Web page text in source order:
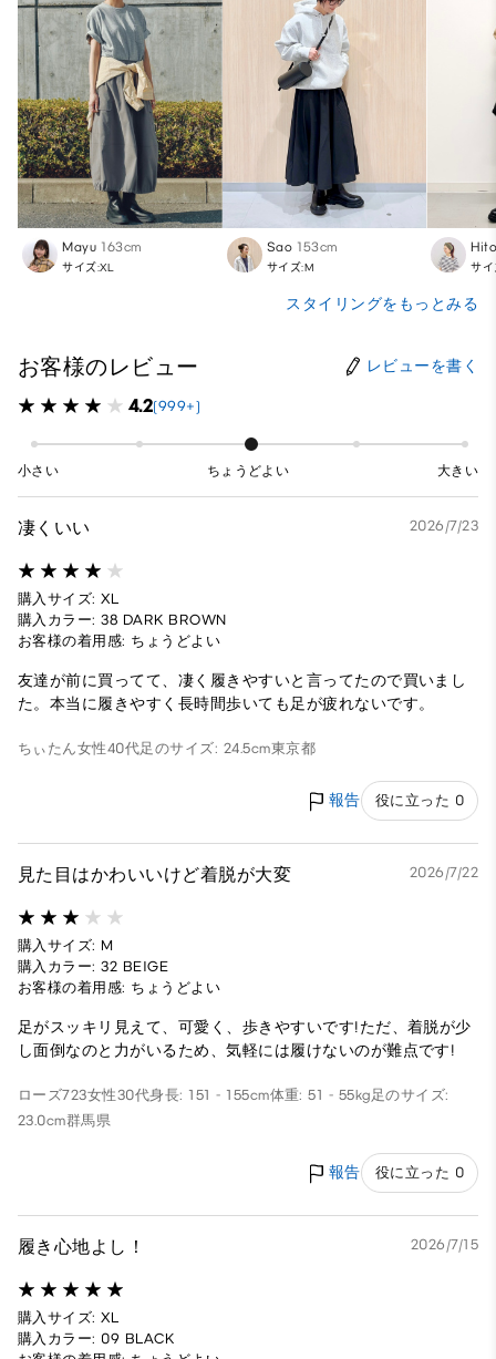
Mayu 163cm
サイズ:XL
Sao 153cm
サイズ:M サ
スタイリングをもっとみる
お客様のレビュー レビューを書く
4.2(999+)
小さい ちょうどよい 大きい
凄くいい 2026/7/23
購入サイズ: XL
購入カラー: 38 DARK BROWN
お客様の着用感: ちょうどよい
友達が前に買ってて、凄く履きやすいと言ってたので買いまし
た。本当に履きやすく長時間歩いても足が疲れないです。
ちぃたん女性40代足のサイズ: 24.5cm東京都
報告 役に立った 0
見た目はかわいいけど着脱が大変 2026/7/22
購入サイズ: M
購入カラー: 32 BEIGE
お客様の着用感: ちょうどよい
足がスッキリ見えて、可愛く、歩きやすいです!ただ、着脱が少
し面倒なのと力がいるため、気軽には履けないのが難点です!
ローズ723女性30代身長: 151 - 155cm体重: 51 - 55kg 足のサイズ:
23.0cm群馬県
報告 役に立った 0
履き心地よし！ 2026/7/15
購入サイズ: XL
購入カラー: 09 BLACK